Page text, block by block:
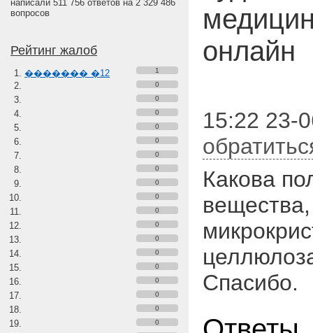
написали 511 756 ответов на 2 329 486
вопросов
Рейтинг жалоб
������� �12
1
0
0
0
0
0
0
0
0
0
0
0
0
0
0
0
0
0
0
онлайн
15:22 23-
Какова
вещества,
Спасибо.